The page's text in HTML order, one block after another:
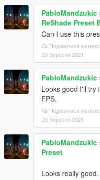
PabloMandzukic
ReShade Preset
Can I use this
Подивитися
23 Вересня 2021
PabloMandzukic
Looks good I'll try
FPS.
Подивитися
23 Вересня 2021
PabloMandzukic
Preset
Looks really